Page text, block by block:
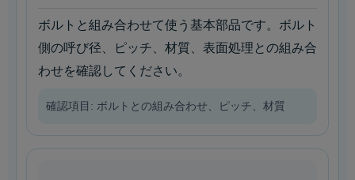
ボルトと組み合わせて使う基本部品です。ボルト
側の呼び径、ピッチ、材質、表面処理との組み合
わせを確認してください。
確認項目: ボルトとの組み合わせ、ピッチ、材質